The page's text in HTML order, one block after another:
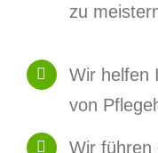
zu
Wir helfen
von
Wir führen